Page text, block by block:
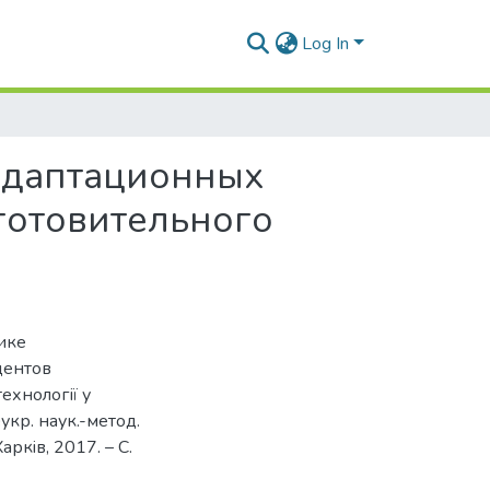
Log In
у
наук.-метод.
2017. – С.